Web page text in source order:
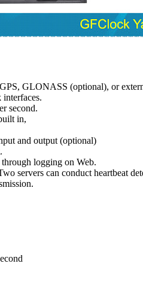
GLONASS (optional), or
second.
in,
and output (optional)
logging on Web.
servers can conduct heartbeat